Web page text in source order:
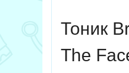
Тоник
The